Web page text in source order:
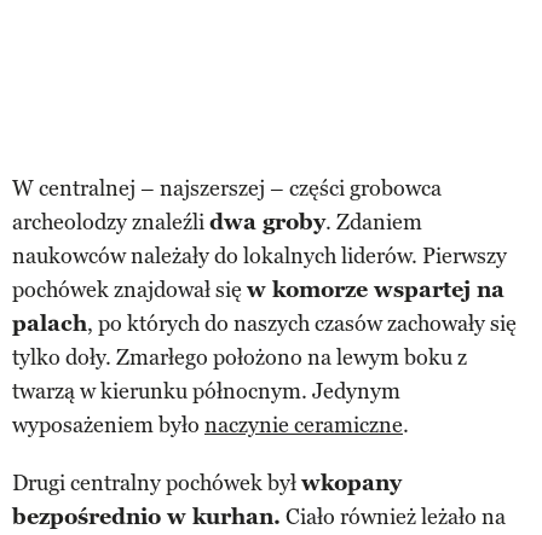
W centralnej – najszerszej – części grobowca
archeolodzy znaleźlidwa groby. Zdaniem
naukowców należały do lokalnych liderów. Pierwszy
pochówek znajdował się w komorze wspartej na
palach, po których do naszych czasów zachowały się
tylko doły. Zmarłego położono na lewym boku z
twarzą w kierunku północnym. Jedynym
wyposażeniem było naczynie ceramiczne.
Drugi centralny pochówek byłwkopany
bezpośrednio w kurhan. Ciało również leżało na